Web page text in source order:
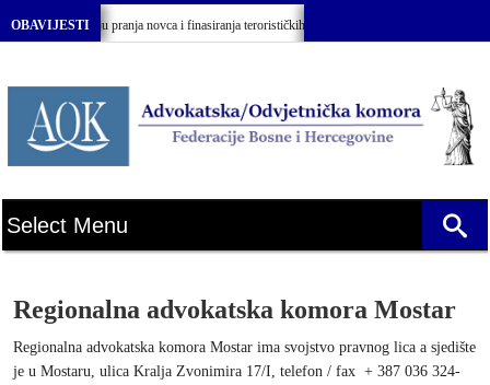
OBAVIJESTI
o sprečavanju pranja novca i finasiranja terorističkih aktivnosti BiH”
Regionalna advokatska komora Mostar
Regionalna advokatska komora Mostar ima svojstvo pravnog lica a sjedište
je u Mostaru, ulica Kralja Zvonimira 17/I, telefon / fax + 387 036 324-